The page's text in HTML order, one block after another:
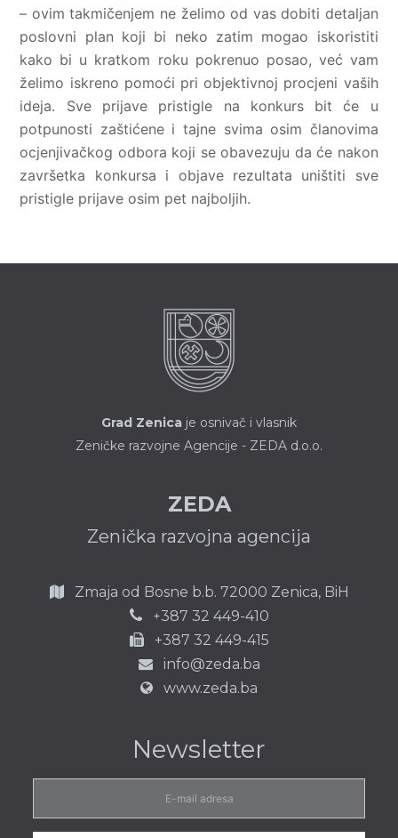
– ovim takmičenjem ne želimo od vas dobiti detaljan
poslovni plan koji bi neko zatim mogao iskoristiti
kako bi u kratkom roku pokrenuo posao, već vam
želimo iskreno pomoći pri objektivnoj procjeni vaših
ideja. Sve prijave pristigle na konkurs bit će u
potpunosti zaštićene i tajne svima osim članovima
ocjenjivačkog odbora koji se obavezuju da će nakon
završetka konkursa i objave rezultata uništiti sve
pristigle prijave osim pet najboljih.
Grad Zenica je osnivač i vlasnik
Zeničke razvojne Agencije - ZEDA d.o.o.
ZEDA
Zenička razvojna agencija
Zmaja od Bosne b.b. 72000 Zenica, BiH
+387 32 449-410
+387 32 449-415
info@zeda.ba
www.zeda.ba
Newsletter
mail